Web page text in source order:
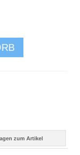
zum Artikel